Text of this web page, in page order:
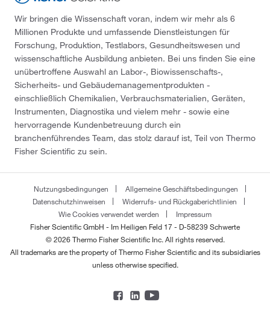
Wir bringen die Wissenschaft voran, indem wir mehr als 6
Millionen Produkte und umfassende Dienstleistungen für
Forschung, Produktion, Testlabors, Gesundheitswesen und
wissenschaftliche Ausbildung anbieten. Bei uns finden Sie eine
unübertroffene Auswahl an Labor-, Biowissenschafts-,
Sicherheits- und Gebäudemanagementprodukten -
einschließlich Chemikalien, Verbrauchsmaterialien, Geräten,
Instrumenten, Diagnostika und vielem mehr - sowie eine
hervorragende Kundenbetreuung durch ein
branchenführendes Team, das stolz darauf ist, Teil von Thermo
Fisher Scientific zu sein.
Nutzungsbedingungen
Allgemeine Geschäftsbedingungen
Datenschutzhinweisen
Widerrufs- und Rückgaberichtlinien
Wie Cookies verwendet werden
Impressum
Fisher Scientific GmbH - Im Heiligen Feld 17 - D-58239 Schwerte
© 2026 Thermo Fisher Scientific Inc. All rights reserved.
All trademarks are the property of Thermo Fisher Scientific and its subsidiaries
unless otherwise specified.